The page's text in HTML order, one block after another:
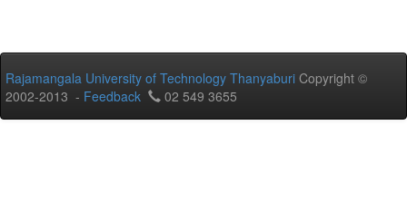
Rajamangala University of Technology Thanyaburi Copyright ©
2002-2013 - Feedback 02 549 3655